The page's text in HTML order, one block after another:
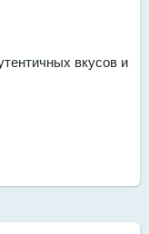
вкусов и